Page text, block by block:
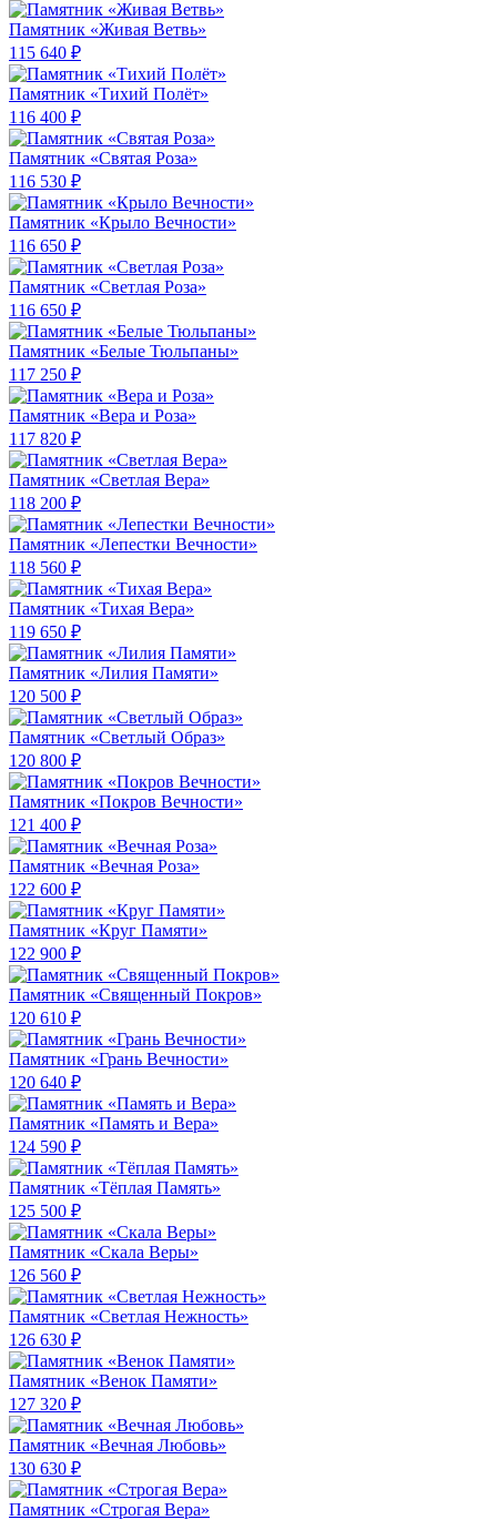
Памятник «Живая Ветвь»
115 640 ₽
Памятник «Тихий Полёт»
116 400 ₽
Памятник «Святая Роза»
116 530 ₽
Памятник «Крыло Вечности»
116 650 ₽
Памятник «Светлая Роза»
116 650 ₽
Памятник «Белые Тюльпаны»
117 250 ₽
Памятник «Вера и Роза»
117 820 ₽
Памятник «Светлая Вера»
118 200 ₽
Памятник «Лепестки Вечности»
118 560 ₽
Памятник «Тихая Вера»
119 650 ₽
Памятник «Лилия Памяти»
120 500 ₽
Памятник «Светлый Образ»
120 800 ₽
Памятник «Покров Вечности»
121 400 ₽
Памятник «Вечная Роза»
122 600 ₽
Памятник «Круг Памяти»
122 900 ₽
Памятник «Священный Покров»
120 610 ₽
Памятник «Грань Вечности»
120 640 ₽
Памятник «Память и Вера»
124 590 ₽
Памятник «Тёплая Память»
125 500 ₽
Памятник «Скала Веры»
126 560 ₽
Памятник «Светлая Нежность»
126 630 ₽
Памятник «Венок Памяти»
127 320 ₽
Памятник «Вечная Любовь»
130 630 ₽
Памятник «Строгая Вера»